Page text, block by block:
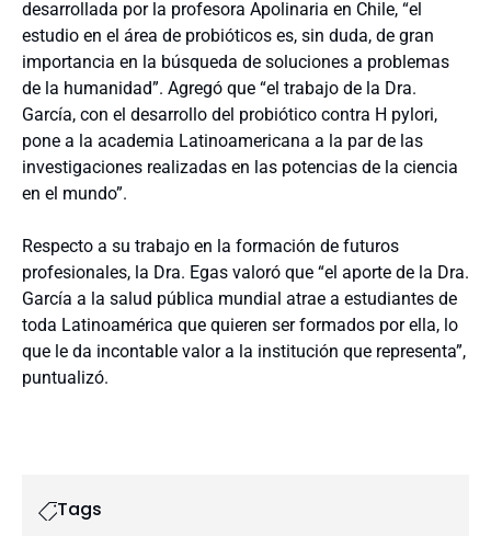
desarrollada por la profesora Apolinaria en Chile, “el
estudio en el área de probióticos es, sin duda, de gran
importancia en la búsqueda de soluciones a problemas
de la humanidad”. Agregó que “el trabajo de la Dra.
García, con el desarrollo del probiótico contra H pylori,
pone a la academia Latinoamericana a la par de las
investigaciones realizadas en las potencias de la ciencia
en el mundo”.
Respecto a su trabajo en la formación de futuros
profesionales, la Dra. Egas valoró que “el aporte de la Dra.
García a la salud pública mundial atrae a estudiantes de
toda Latinoamérica que quieren ser formados por ella, lo
que le da incontable valor a la institución que representa”,
puntualizó.
Tags